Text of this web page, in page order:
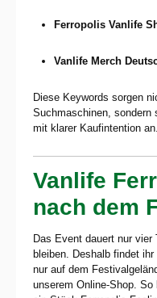
Ferropolis Vanlife
Vanlife Merch
Diese Keywords sorgen
Suchmaschinen, sondern
mit klarer Kaufintention an.
Vanlife
nach dem
Das Event dauert nur vier
bleiben. Deshalb findet ihr
nur auf dem
unserem Online-Shop.